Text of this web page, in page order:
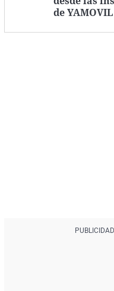
de YAMOVIL